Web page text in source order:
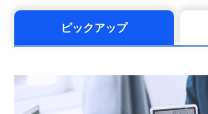
（https://www.msa-life.co.jp/）
メットライフ生命株式会社
■少額短期保険
ピックアップ